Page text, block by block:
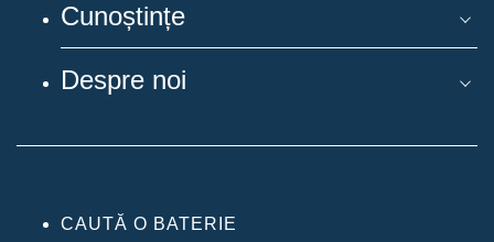
Cunoștințe
Despre noi
CAUTĂ O BATERIE